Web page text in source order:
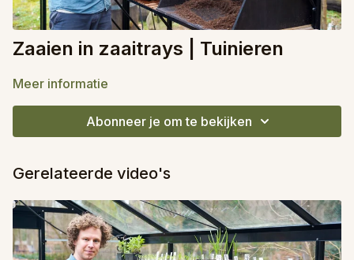
Zaaien in zaaitrays | Tuinieren
Meer informatie
Abonneer je om te bekijken
Gerelateerde video's